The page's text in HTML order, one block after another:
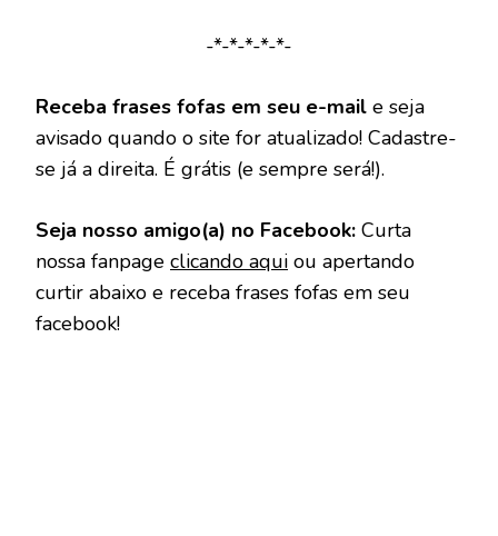
-*-*-*-*-*-
Receba frases fofas em seu e-mail e seja
avisado quando o site for atualizado! Cadastre-
se já a direita. É grátis (e sempre será!).
Seja nosso amigo(a) no Facebook: Curta
nossa fanpage clicando aqui ou apertando
curtir abaixo e receba frases fofas em seu
facebook!